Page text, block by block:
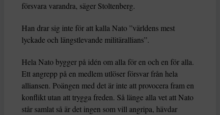
försvara varandra, säger Stoltenberg.
Han drar sig inte för att kalla Nato ”världens mest
lyckade och längstlevande militärallians”.
Hela Nato bygger på idén om alla för en och en för alla.
Ett angrepp på en medlem utlöser försvar från hela
alliansen. Poängen med det är inte att provocera fram en
konflikt utan att trygga freden. Så länge alla vet att Nato
står samlat så är det ingen som vill angripa, hävdar